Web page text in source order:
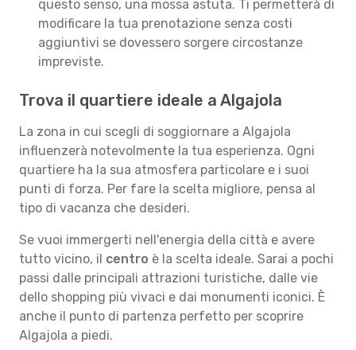
questo senso, una mossa astuta. Ti permetterà di
modificare la tua prenotazione senza costi
aggiuntivi se dovessero sorgere circostanze
impreviste.
Trova il quartiere ideale a Algajola
La zona in cui scegli di soggiornare a Algajola
influenzerà notevolmente la tua esperienza. Ogni
quartiere ha la sua atmosfera particolare e i suoi
punti di forza. Per fare la scelta migliore, pensa al
tipo di vacanza che desideri.
Se vuoi immergerti nell'energia della città e avere
tutto vicino, il centro è la scelta ideale. Sarai a pochi
passi dalle principali attrazioni turistiche, dalle vie
dello shopping più vivaci e dai monumenti iconici. È
anche il punto di partenza perfetto per scoprire
Algajola a piedi.